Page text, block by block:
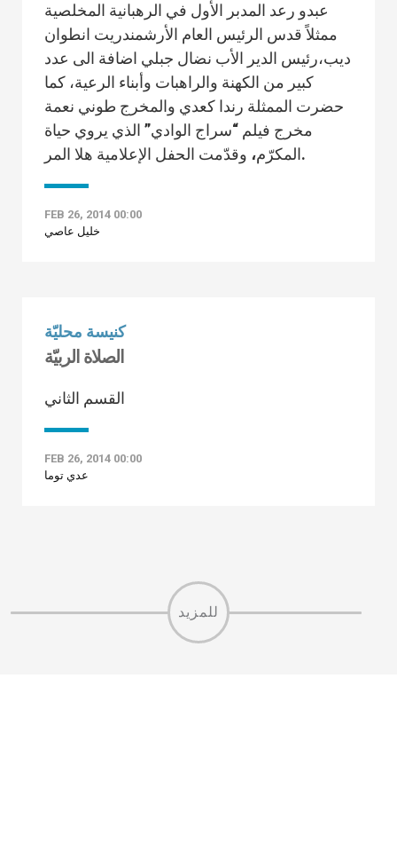
عبدو رعد المدبر الأول في الرهبانية المخلصية
ممثلاً قدس الرئيس العام الأرشمندريت انطوان
ديب،رئيس الدير الأب نضال جبلي اضافة الى عدد
كبير من الكهنة والراهبات وأبناء الرعية، كما
حضرت الممثلة رندا كعدي والمخرج طوني نعمة
مخرج فيلم “سراج الوادي” الذي يروي حياة
المكرّم، وقدّمت الحفل الإعلامية هلا المر.
FEB 26, 2014 00:00
خليل عاصي
كنيسة محليّة
الصلاة الربيّة
القسم الثاني
FEB 26, 2014 00:00
عدي توما
للمزيد